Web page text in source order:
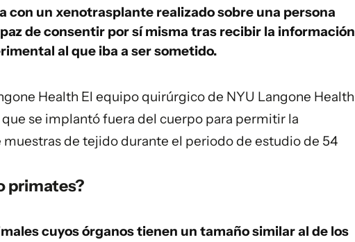
con un xenotrasplante realizado sobre una persona
de consentir por sí misma tras recibir la información
al que iba a ser sometido.
Health El equipo quirúrgico de NYU Langone Health
se implantó fuera del cuerpo para permitir la
muestras de tejido durante el periodo de estudio de 54
primates?
cuyos órganos tienen un tamaño similar al de los